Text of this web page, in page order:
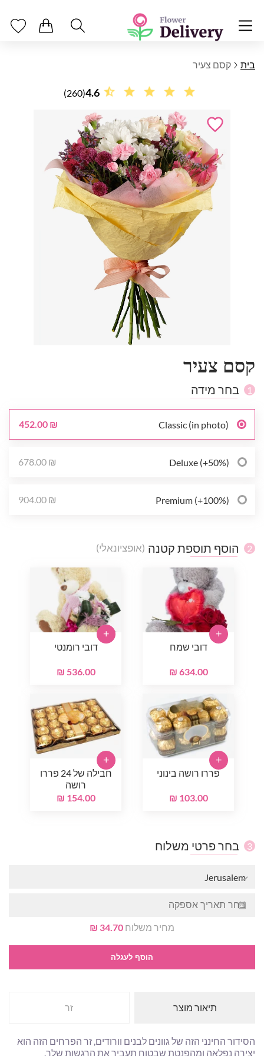
בית קסם צעיר
4.6
(260)
קסם צעיר
1 בחר מידה
Classic (in photo)
452.00 ₪
Deluxe (+50%)
678.00 ₪
Premium (+100%)
904.00 ₪
2 הוסף תוספת קטנה (אופציונאלי)
דובי שמח
634.00 ₪
+
דובי רומנטי
536.00 ₪
+
פררו רושה בינוני
103.00 ₪
+
חבילה של 24 פררו
רושה
154.00 ₪
+
3 בחר פרטי משלוח
Jerusalem
מחיר משלוח 34.70 ₪
הוסף לעגלה
תיאור מוצר זר
הסידור החינני הזה של גוונים לבנים וורודים, זר הפרחים הזה הוא
יצירה נפלאה ומהפנטת שבטוח תעביר את הרגשות שלך.